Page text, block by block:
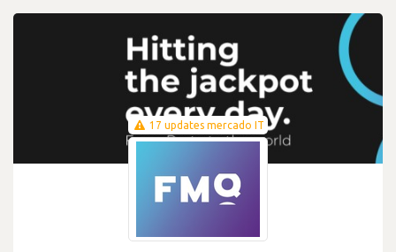
17 updates mercado IT